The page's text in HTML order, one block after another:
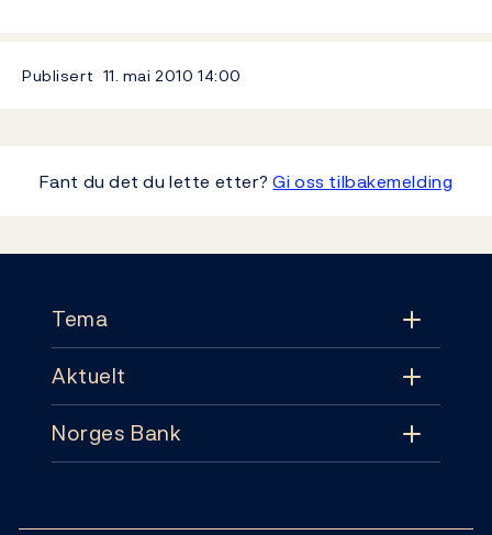
Publisert 11. mai 2010 14:00
Fant du det du lette etter?Gi oss tilbakemelding
Tema
Tema
Pengepolitikk
Aktuelt
Aktuelt
Norges Bank